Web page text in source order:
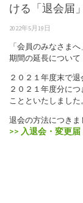
ける「退会届
2022年5月19日
「会員のみなさま
期間の延長について
２０２１年度末で
２０２１年度分に
ことといたしました。
退会の方法につきま
>> 入退会・変更